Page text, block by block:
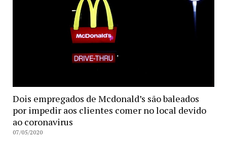
Dois empregados de Mcdonald’s são baleados
por impedir aos clientes comer no local devido
ao coronavirus
07/05/2020